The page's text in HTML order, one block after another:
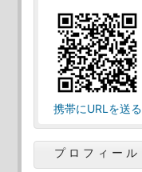
携帯にURLを送る
プロフィール